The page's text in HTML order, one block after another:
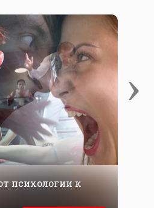
›
психологии к